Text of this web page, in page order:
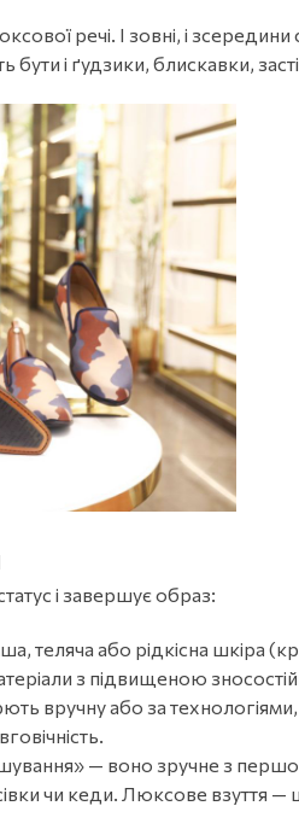
речі. І зовні, і
і ґудзики, блискавки,
і завершує образ:
теляча або рідкісна шкіра
з підвищеною
вручну або за технологіями,
— воно зручне з
чи кеди. Люксове взуття